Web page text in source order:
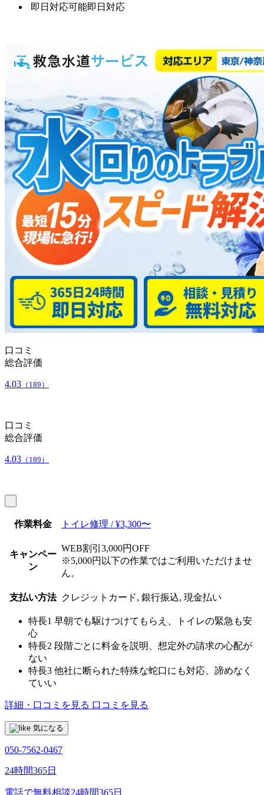
即日対応可能即日対応
口コミ
総合評価
4.03 （189）
口コミ
総合評価
4.03 （189）
作業料金 トイレ修理 / ¥3,300〜
キャンペー
ン
WEB割引3,000円OFF
※5,000円以下の作業ではご利用いただけませ
ん。
支払い方法 クレジットカード, 銀行振込, 現金払い
特長1 早朝でも駆けつけてもらえ、トイレの緊急も安
心
特長2 段階ごとに料金を説明、想定外の請求の心配が
ない
特長3 他社に断られた特殊な蛇口にも対応、諦めなく
ていい
詳細・口コミを見る 口コミを見る
気になる
050-7562-0467
24時間365日
電話で無料相談24時間365日